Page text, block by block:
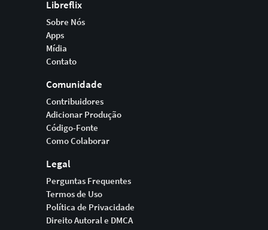
Libreflix
Sobre Nós
Apps
Mídia
Contato
Comunidade
Contribuidores
Adicionar Produção
Código-Fonte
Como Colaborar
Legal
Perguntas Frequentes
Termos de Uso
Política de Privacidade
Direito Autoral e DMCA